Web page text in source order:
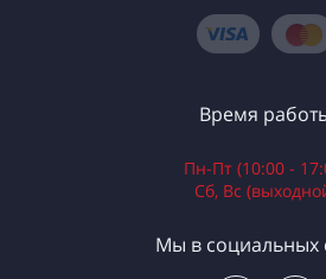
Время
Пн-Пт (10:00 -
Сб, Вс
Мы в социальных